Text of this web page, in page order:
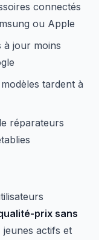
connectés
ou Apple
à jour moins
tardent à
réparateurs
prix sans
jeunes actifs et